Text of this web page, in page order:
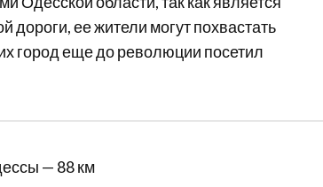
ее жители могут похвастать
город еще до революции посетил
— 88 км